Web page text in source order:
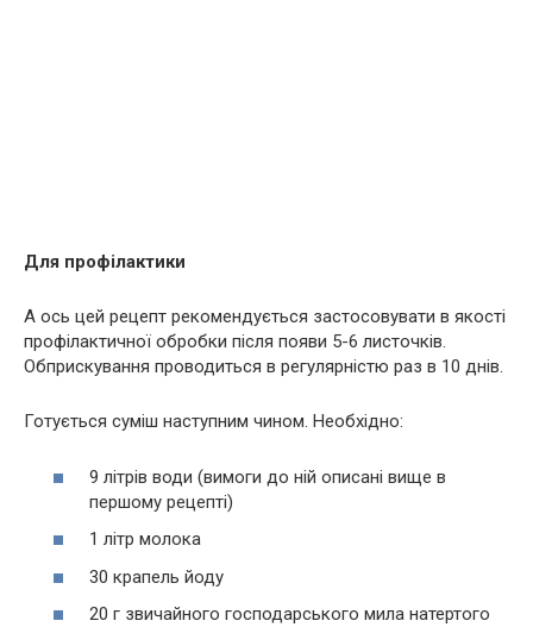
Для профілактики
А ось цей рецепт рекомендується застосовувати в якості
профілактичної обробки після появи 5-6 листочків.
Обприскування проводиться в регулярністю раз в 10 днів.
Готується суміш наступним чином. Необхідно:
9 літрів води (вимоги до ній описані вище в
першому рецепті)
1 літр молока
30 крапель йоду
20 г звичайного господарського мила натертого